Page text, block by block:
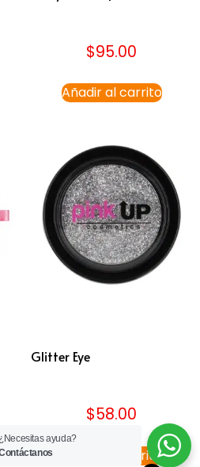
$95.00
Añadir al carrito
Glitter Eye
$58.00
Añadir al carrito
ayuda?